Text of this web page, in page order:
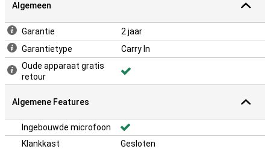
Algemeen
Garantie
2 jaar
Garantietype
Carry In
Oude apparaat gratis
retour
Algemene Features
Ingebouwde microfoon
Klankkast
Gesloten